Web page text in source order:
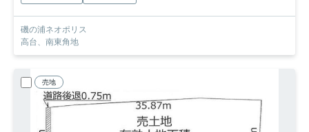
磯の浦ネオポリス
高台、南東角地
売地